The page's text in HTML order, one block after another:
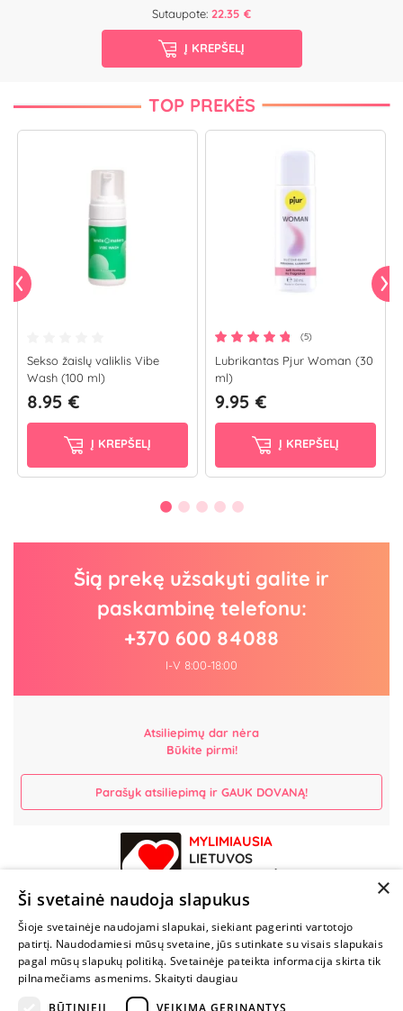
Sutaupote: 22.35 €
Į KREPŠELĮ
TOP PREKĖS
Sekso žaislų valiklis Vibe
Wash (100 ml)
8.95 €
Į KREPŠELĮ
(5)
Lubrikantas Pjur Woman (30
ml)
9.95 €
Į KREPŠELĮ
Šią prekę užsakyti galite ir
paskambinę telefonu:
+370 600 84088
I-V 8:00-18:00
Atsiliepimų dar nėra
Būkite pirmi!
Parašyk atsiliepimą ir GAUK DOVANĄ!
MYLIMIAUSIA
LIETUVOS
PARDUOTUVĖ
NENUSTOK
ŽAISTI
×
Ši svetainė naudoja slapukus
Šioje svetainėje naudojami slapukai, siekiant pagerinti vartotojo
patirtį. Naudodamiesi mūsų svetaine, jūs sutinkate su visais slapukais
pagal mūsų slapukų politiką. Svetainėje pateikta informacija skirta tik
pilnamečiams asmenims. Skaityti daugiau
BŪTINIEJI
VEIKIMĄ GERINANTYS